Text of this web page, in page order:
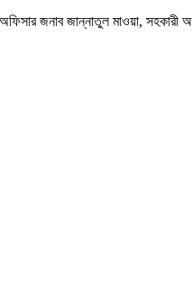
জনাব জান্নাতুল মাওয়া,